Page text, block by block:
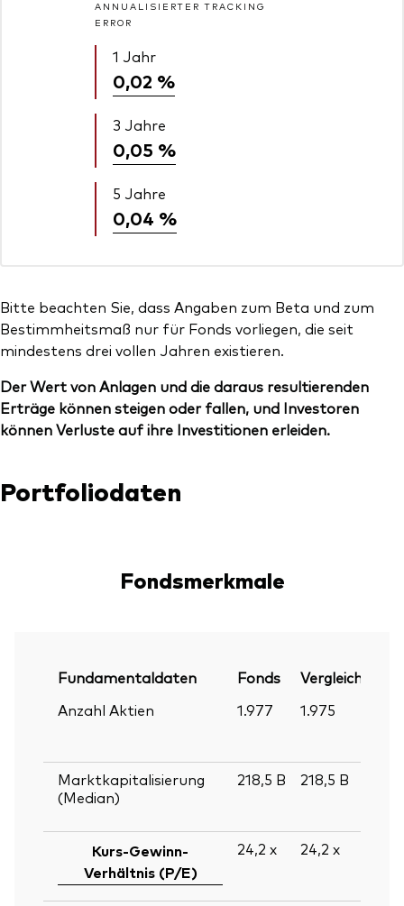
ANNUALISIERTER TRACKING
ERROR
1 Jahr
0,02 %
3 Jahre
0,05 %
5 Jahre
0,04 %
Bitte beachten Sie, dass Angaben zum Beta und zum
Bestimmheitsmaß nur für Fonds vorliegen, die seit
mindestens drei vollen Jahren existieren.
Der Wert von Anlagen und die daraus resultierenden
Erträge können steigen oder fallen, und Investoren
können Verluste auf ihre Investitionen erleiden.
Portfoliodaten
Fondsmerkmale
Fundamentaldaten Fonds
Anzahl Aktien
1.977 1.975
Marktkapitalisierung
(Median)
218,5 B 218,5 B
Kurs-Gewinn-
Verhältnis (P/E)
24,2 x 24,2 x